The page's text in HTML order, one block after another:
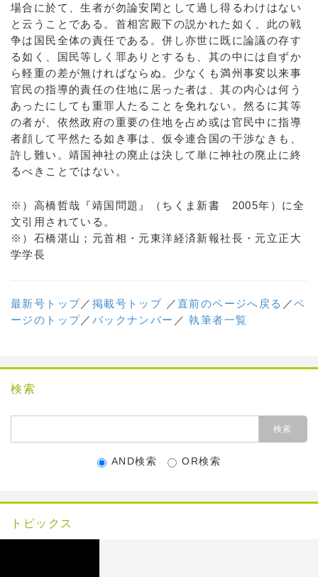
場合に於て、生者が勿論安閑として過し得るわけはない
と云うことである。首相宮殿下の説かれた如く、此の戦
争は国民全体の責任である。併し亦世に既に論議の存す
る如く、国民等しく罪ありとするも、其の中には自ずか
ら軽重の差が無ければならぬ。少なくも満州事変以来事
官民の指導的責任の住地に居った者は、其の内心は何う
あったにしても重罪人たることを免れない。然るに其等
の者が、依然政府の重要の住地を占め或は官民中に指導
者顔して平然たる如き事は、仮令連合国の干渉なきも、
許し難い。靖国神社の廃止は決して単に神社の廃止に終
るべきことではない。
※）高橋哲哉『靖国問題』（ちくま新書 2005年）に全
文引用されている。
※）石橋湛山；元首相・元東洋経済新報社長・元立正大
学学長
最新号トップ／ 掲載号トップ ／直前のページへ戻る ／ペ
ージのトップ／ バックナンバー ／執筆者一覧
検索
AND検索 OR検索
トピックス